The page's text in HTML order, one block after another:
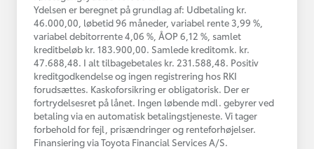
Ydelsen er beregnet på grundlag af: Udbetaling kr.
46.000,00, løbetid 96 måneder, variabel rente 3,99 %,
variabel debitorrente 4,06 %, ÅOP 6,12 %, samlet
kreditbeløb kr. 183.900,00. Samlede kreditomk. kr.
47.688,48. I alt tilbagebetales kr. 231.588,48. Positiv
kreditgodkendelse og ingen registrering hos RKI
forudsættes. Kaskoforsikring er obligatorisk. Der er
fortrydelsesret på lånet. Ingen løbende mdl. gebyrer ved
betaling via en automatisk betalingstjeneste. Vi tager
forbehold for fejl, prisændringer og renteforhøjelser.
Finansiering via Toyota Financial Services A/S.